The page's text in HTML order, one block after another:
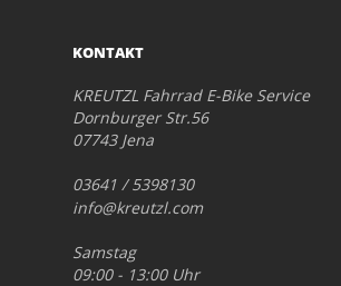
KONTAKT
KREUTZL Fahrrad E-Bike Service
Dornburger Str.56
07743 Jena
03641 / 5398130
info@kreutzl.com
Samstag
09:00 - 13:00 Uhr